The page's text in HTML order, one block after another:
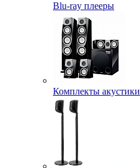
Blu-ray плееры
Комплекты акустики